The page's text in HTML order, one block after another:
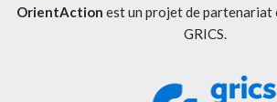
OrientAction est un projet de partenariat
GRICS.